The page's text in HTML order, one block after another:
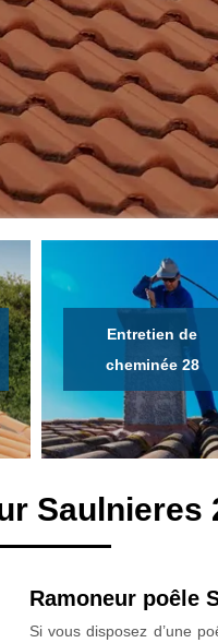
Entretien de
cheminée 28
Saulnieres
Ramoneur poêle
Si vous disposez d’une